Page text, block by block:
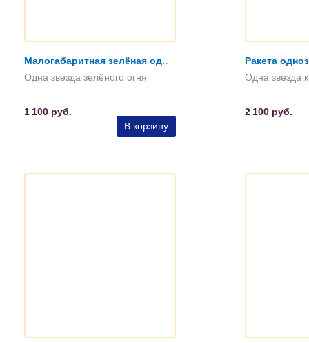
Одна звезда зелёного огня
1 100 руб.
В корзину
Ракета
Одна звезда
2 100 руб.